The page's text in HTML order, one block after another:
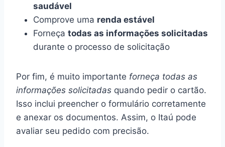
saudável
Comprove uma renda estável
Forneça todas as informações solicitadas
durante o processo de solicitação
Por fim, é muito importante forneça todas as
informações solicitadas quando pedir o cartão.
Isso inclui preencher o formulário corretamente
e anexar os documentos. Assim, o Itaú pode
avaliar seu pedido com precisão.